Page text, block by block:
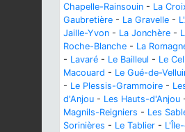
Chapelle-Rainsouin - La
Gaubretière - La Gravelle -
Jaille-Yvon - La Jonchère -
Roche-Blanche - La
- Lavaré - Le Bailleul - Le
Macouard - Le Gué-de-
- Le Plessis-Grammoire -
d'Anjou - Les Hauts-d'Anjou
Magnils-Reigniers - Les
Sorinières - Le Tablier -